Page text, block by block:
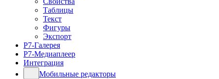
Таблицы
Текст
Фигуры
Экспорт
Р7-Галерея
Р7-Медиаплеер
Интеграция
Мобильные редакторы